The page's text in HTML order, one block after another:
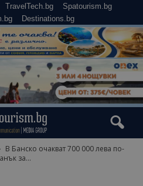
TravelTech.bg
Spatourism.bg
Destinations.bg
В Банско очакват 700 000 лева по-
за...